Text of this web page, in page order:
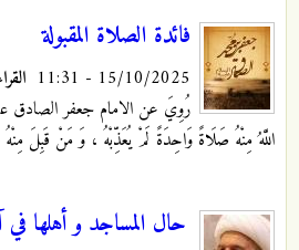
فائدة الصلاة المقبولة
15/10/2025 - 11:31
رُوِيَ عن الامام جعفر الصادق
اللَّهُ‏ مِنْهُ‏ صَلَاةً وَاحِدَةً لَمْ يُعَذِّبْهُ ، وَ مَنْ قَبِلَ
حال المساجد و أهلها في